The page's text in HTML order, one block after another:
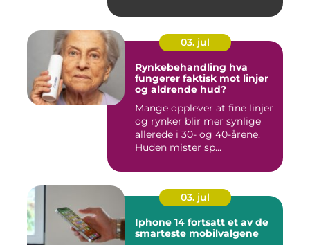
03. jul
Rynkebehandling hva
fungerer faktisk mot linjer
og aldrende hud?
Mange opplever at fine linjer
og rynker blir mer synlige
allerede i 30- og 40-årene.
Huden mister sp...
03. jul
Iphone 14 fortsatt et av de
smarteste mobilvalgene